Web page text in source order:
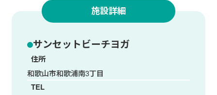
施設詳細
サンセットビーチヨガ
住所
和歌山市和歌浦南3丁目
TEL